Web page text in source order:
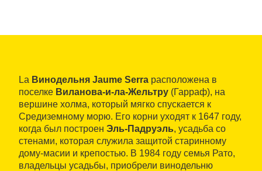
La Винодельня Jaume Serra расположена в
поселке Виланова-и-ла-Жельтру (Гарраф), на
вершине холма, который мягко спускается к
Средиземному морю. Его корни уходят к 1647 году,
когда был построен Эль-Падруэль, усадьба со
стенами, которая служила защитой старинному
дому-масии и крепостью. В 1984 году семья Рато,
владельцы усадьбы, приобрели винодельню